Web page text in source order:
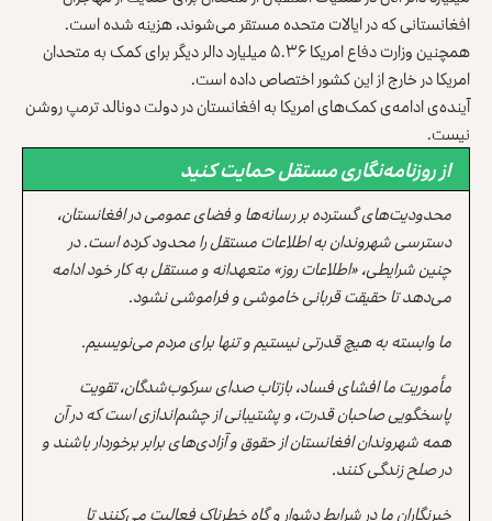
افغانستانی که در ایالات متحده مستقر می‌شوند، هزینه شده است.
همچنین وزارت دفاع امریکا ۵.۳۶ میلیارد دالر دیگر برای کمک به متحدان
امریکا در خارج از این کشور اختصاص داده است.
آینده‌ی ادامه‌ی کمک‌های امریکا به افغانستان در دولت دونالد ترمپ روشن
نیست.
از روزنامه‌نگاری مستقل حمایت کنید
محدودیت‌های گسترده بر رسانه‌ها و فضای عمومی در افغانستان،
دسترسی شهروندان به اطلاعات مستقل را محدود کرده است. در
چنین شرایطی، «اطلاعات روز» متعهدانه و مستقل به کار خود ادامه
می‌دهد تا حقیقت قربانی خاموشی و فراموشی نشود.
ما وابسته به هیچ قدرتی نیستیم و تنها برای مردم می‌نویسیم.
مأموریت ما افشای فساد، بازتاب صدای سرکوب‌شدگان، تقویت
پاسخگویی صاحبان قدرت، و پشتیبانی از چشم‌اندازی است که در آن
همه شهروندان افغانستان از حقوق و آزادی‌های برابر برخوردار باشند و
در صلح زندگی کنند.
خبرنگاران ما در شرایط دشوار و گاه خطرناک فعالیت می‌کنند تا